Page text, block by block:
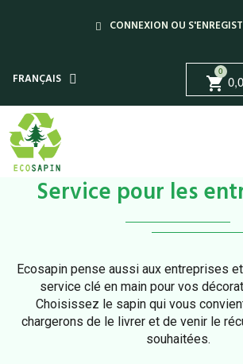
CONNEXION OU
FRANÇAIS shopping_cart
0
Service pour les
Ecosapin pense aussi aux entreprises
service clé en main pour vos
Choisissez le sapin qui vous
chargerons de le livrer et de venir le
souhaitées.